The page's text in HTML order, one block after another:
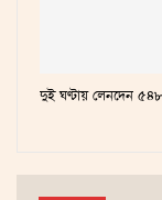
দুই ঘণ্টায় লেনদেন